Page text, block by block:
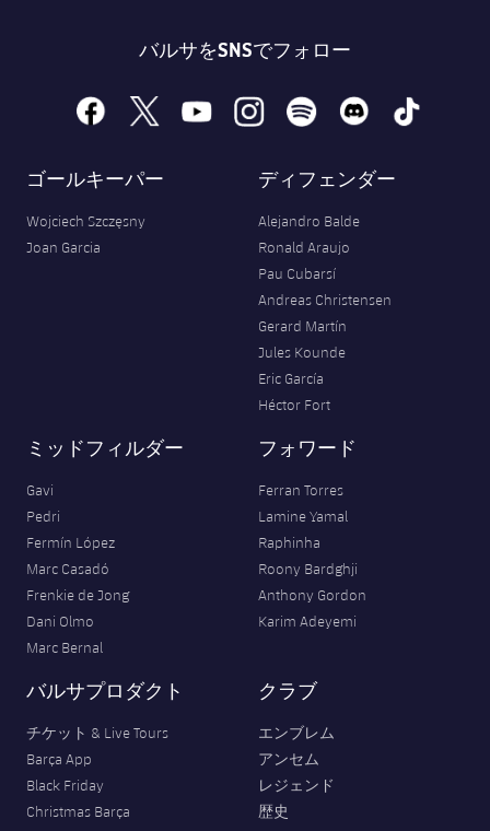
バルサをSNSでフォロー
facebook
x youtubeinstagramspotify discord tiktok
ゴールキーパー
Wojciech Szczęsny
Joan Garcia
ディフェンダー
Alejandro Balde
Ronald Araujo
Pau Cubarsí
Andreas Christensen
Gerard Martín
Jules Kounde
Eric García
Héctor Fort
ミッドフィルダー
Gavi
Pedri
Fermín López
Marc Casadó
Frenkie de Jong
Dani Olmo
Marc Bernal
フォワード
Ferran Torres
Lamine Yamal
Raphinha
Roony Bardghji
Anthony Gordon
Karim Adeyemi
バルサプロダクト
チケット & Live Tours
Barça App
Black Friday
Christmas Barça
クラブ
エンブレム
アンセム
レジェンド
歴史